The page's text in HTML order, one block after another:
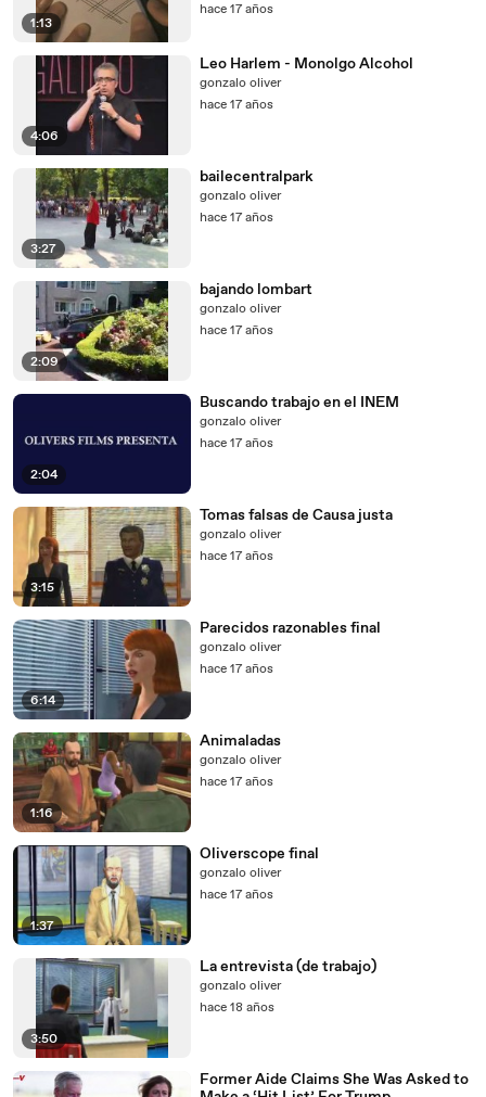
1:13
hace 17 años
4:06
Leo Harlem - Monolgo Alcohol
gonzalo oliver
hace 17 años
3:27
bailecentralpark
gonzalo oliver
hace 17 años
2:09
bajando lombart
gonzalo oliver
hace 17 años
2:04
Buscando trabajo en el INEM
gonzalo oliver
hace 17 años
3:15
Tomas falsas de Causa justa
gonzalo oliver
hace 17 años
6:14
Parecidos razonables final
gonzalo oliver
hace 17 años
1:16
Animaladas
gonzalo oliver
hace 17 años
1:37
Oliverscope final
gonzalo oliver
hace 17 años
3:50
La entrevista (de trabajo)
gonzalo oliver
hace 18 años
Former Aide Claims She Was Asked to